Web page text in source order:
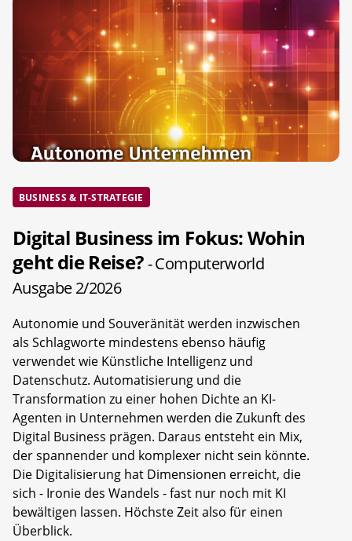
BUSINESS & IT-STRATEGIE
Digital Business im Fokus: Wohin
geht die Reise?- Computerworld
Ausgabe 2/2026
Autonomie und Souveränität werden inzwischen
als Schlagworte mindestens ebenso häufig
verwendet wie Künstliche Intelligenz und
Datenschutz. Automatisierung und die
Transformation zu einer hohen Dichte an KI-
Agenten in Unternehmen werden die Zukunft des
Digital Business prägen. Daraus entsteht ein Mix,
der spannender und komplexer nicht sein könnte.
Die Digitalisierung hat Dimensionen erreicht, die
sich - Ironie des Wandels - fast nur noch mit KI
bewältigen lassen. Höchste Zeit also für einen
Überblick.